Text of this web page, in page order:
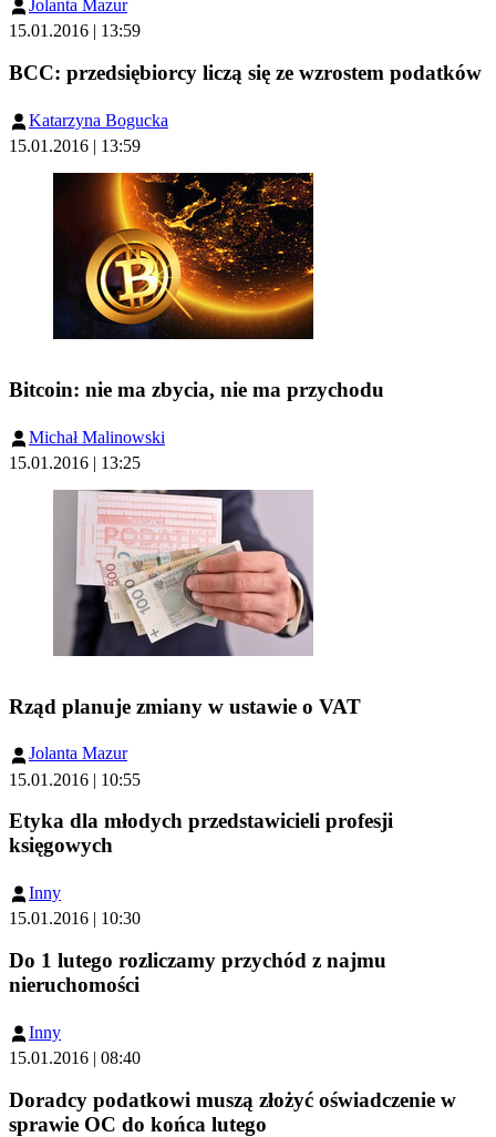
Jolanta Mazur
15.01.2016 | 13:59
BCC: przedsiębiorcy liczą się ze wzrostem podatków
Katarzyna Bogucka
15.01.2016 | 13:59
Bitcoin: nie ma zbycia, nie ma przychodu
Michał Malinowski
15.01.2016 | 13:25
Rząd planuje zmiany w ustawie o VAT
Jolanta Mazur
15.01.2016 | 10:55
Etyka dla młodych przedstawicieli profesji
księgowych
Inny
15.01.2016 | 10:30
Do 1 lutego rozliczamy przychód z najmu
nieruchomości
Inny
15.01.2016 | 08:40
Doradcy podatkowi muszą złożyć oświadczenie w
sprawie OC do końca lutego